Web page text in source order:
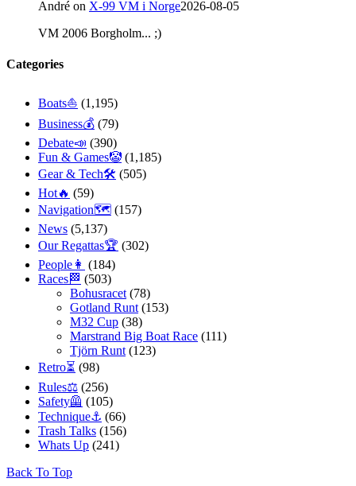
André on X-99 VM i Norge2026-08-05
VM 2006 Borgholm... ;)
Categories
Boats⛵️ (1,195)
Business💰 (79)
Debate📣 (390)
Fun & Games🤡 (1,185)
Gear & Tech🛠 (505)
Hot🔥 (59)
Navigation🗺 (157)
News (5,137)
Our Regattas🏆 (302)
People👩 (184)
Races🏁 (503)
Bohusracet (78)
Gotland Runt (153)
M32 Cup (38)
Marstrand Big Boat Race (111)
Tjörn Runt (123)
Retro⏳ (98)
Rules⚖️ (256)
Safety🦺 (105)
Technique⚓️ (66)
Trash Talks (156)
Whats Up (241)
Back To Top